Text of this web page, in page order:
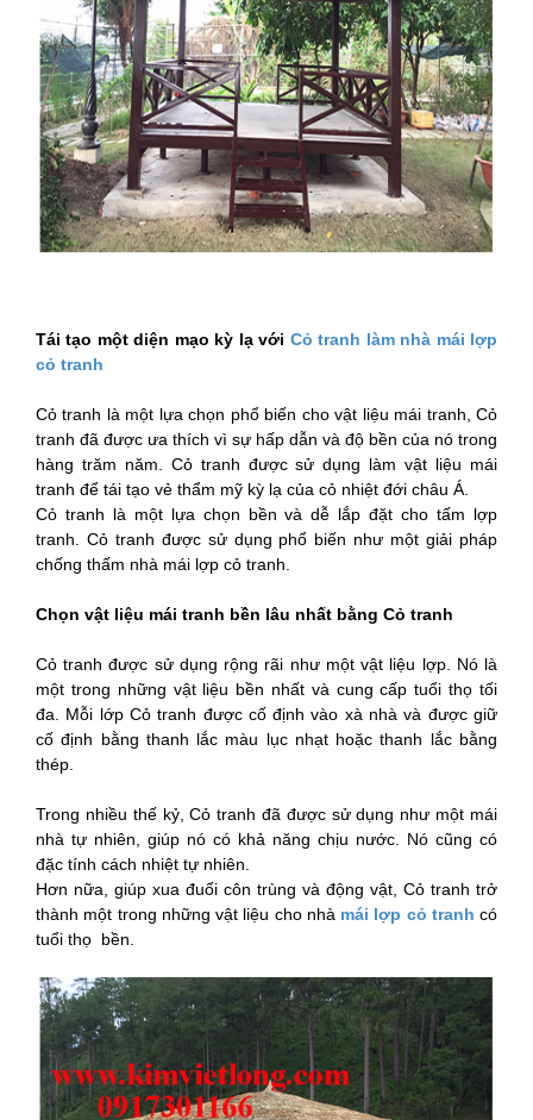
Tái tạo một diện mạo kỳ lạ với Cỏ tranh làm nhà mái lợp
cỏ tranh
Cỏ tranh là một lựa chọn phổ biến cho vật liệu mái tranh, Cỏ
tranh đã được ưa thích vì sự hấp dẫn và độ bền của nó trong
hàng trăm năm. Cỏ tranh được sử dụng làm vật liệu mái
tranh để tái tạo vẻ thẩm mỹ kỳ lạ của cỏ nhiệt đới châu Á.
Cỏ tranh là một lựa chọn bền và dễ lắp đặt cho tấm lợp
tranh. Cỏ tranh được sử dụng phổ biến như một giải pháp
chống thấm nhà mái lợp cỏ tranh.
Chọn vật liệu mái tranh bền lâu nhất bằng Cỏ tranh
Cỏ tranh được sử dụng rộng rãi như một vật liệu lợp. Nó là
một trong những vật liệu bền nhất và cung cấp tuổi thọ tối
đa. Mỗi lớp Cỏ tranh được cố định vào xà nhà và được giữ
cố định bằng thanh lắc màu lục nhạt hoặc thanh lắc bằng
thép.
Trong nhiều thế kỷ, Cỏ tranh đã được sử dụng như một mái
nhà tự nhiên, giúp nó có khả năng chịu nước. Nó cũng có
đặc tính cách nhiệt tự nhiên.
Hơn nữa, giúp xua đuổi côn trùng và động vật, Cỏ tranh trở
thành một trong những vật liệu cho nhà mái lợp cỏ tranh có
tuổi thọ bền.